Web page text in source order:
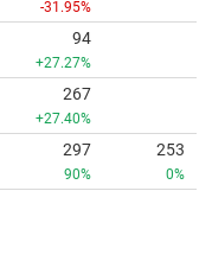
-31.95%
94
+27.27%
267
+27.40%
297
90%
253
0%